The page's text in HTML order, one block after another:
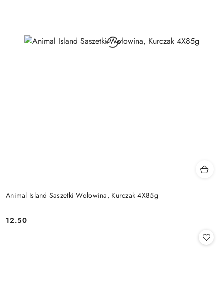
Animal Island Saszetki Wołowina, Kurczak 4X85g
Cena:
12.50